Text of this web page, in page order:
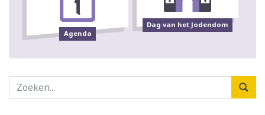
Agenda
Dag van het Jodendom